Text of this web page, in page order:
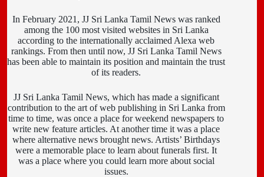
In February 2021, JJ Sri Lanka Tamil News was ranked
among the 100 most visited websites in Sri Lanka
according to the internationally acclaimed Alexa web
rankings. From then until now, JJ Sri Lanka Tamil News
has been able to maintain its position and maintain the trust
of its readers.
JJ Sri Lanka Tamil News, which has made a significant
contribution to the art of web publishing in Sri Lanka from
time to time, was once a place for weekend newspapers to
write new feature articles. At another time it was a place
where alternative news brought news. Artists’ Birthdays
were a memorable place to learn about funerals first. It
was a place where you could learn more about social
issues.